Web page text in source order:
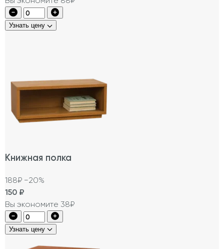
Узнать цену
Книжная полка
188₽ −20%
150 ₽
Вы экономите 38₽
Узнать цену